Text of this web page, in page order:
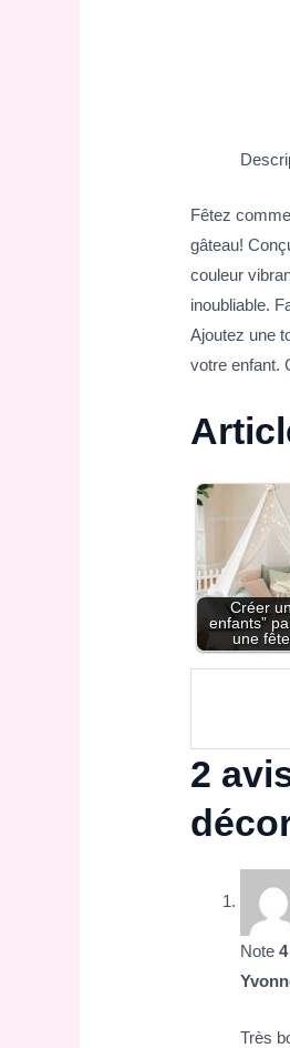
Fêtez
gâteau!
couleur
inoubliable.
Ajoutez une
votre enfant.
Créer
enfants”
une
2
Note4
Très